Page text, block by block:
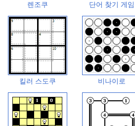
렌조쿠 단어 찾기 게임
킬러 스도쿠 비나이로